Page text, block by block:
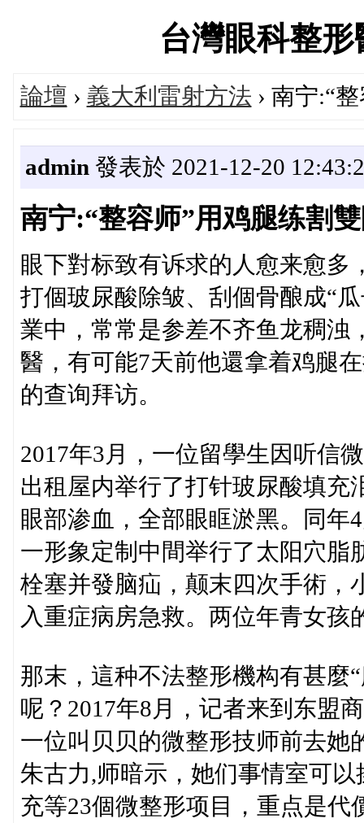
台灣眼科整
論壇 › 義大利雷射方法 › 南宁:“
admin 發表於 2021-12-20
南宁:“整容师”用鸡腿练割
眼下對标致有诉求的人愈来愈多
打個玻尿酸除皱、刮個骨酿成“
業中，常常是参差不齐鱼龙稠浊
醫，有可能7天前他還拿着鸡腿
的查询拜访。
2017年3月，一位留學生因听信
出租屋内举行了打针玻尿酸填充
眼部渗血，全部眼眶淤黑。同年
一形象定制中間举行了太阳穴脂
栓塞并發脑疝，颠末四次手術，
入重症病房急救。两位年青女
那末，這种不法整形機构有甚麼
呢？2017年8月，记者来到东盟
一位叫贝贝的微整形技师前去她
朱古力,师暗示，她们事情室可
充等23個微整形项目，重点是代